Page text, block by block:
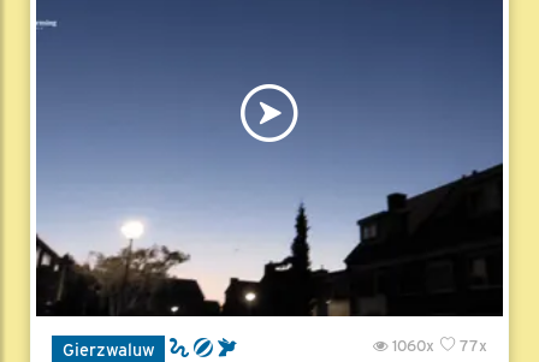
Gierzwaluw 77x
1060x